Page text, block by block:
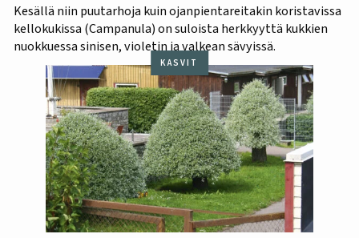
Kesällä niin puutarhoja kuin ojanpientareitakin koristavissa
kellokukissa (Campanula) on suloista herkkyyttä kukkien
nuokkuessa sinisen, violetin ja valkean sävyissä.
KASVIT